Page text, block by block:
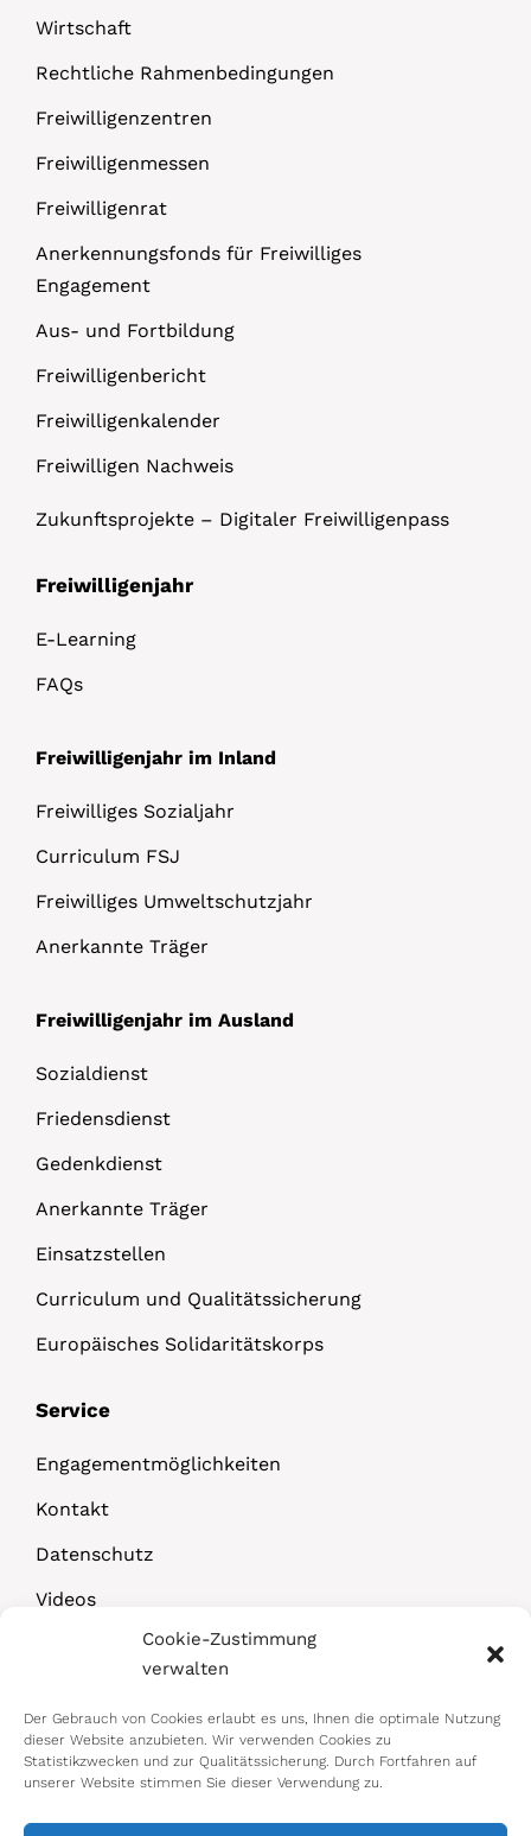
Cookie-Zustimmung
verwalten
Der Gebrauch von Cookies erlaubt es uns, Ihnen die optimale Nutzung
dieser Website anzubieten. Wir verwenden Cookies zu
Statistikzwecken und zur Qualitätssicherung. Durch Fortfahren auf
unserer Website stimmen Sie dieser Verwendung zu.
Wirtschaft
Rechtliche Rahmenbedingungen
Freiwilligenzentren
Freiwilligenmessen
Freiwilligenrat
Anerkennungsfonds für Freiwilliges
Engagement
Aus- und Fortbildung
Freiwilligenbericht
Freiwilligenkalender
Freiwilligen Nachweis
Zukunftsprojekte – Digitaler Freiwilligenpass
Freiwilligenjahr
E-Learning
FAQs
Freiwilligenjahr im Inland
Freiwilliges Sozialjahr
Curriculum FSJ
Freiwilliges Umweltschutzjahr
Anerkannte Träger
Freiwilligenjahr im Ausland
Sozialdienst
Friedensdienst
Gedenkdienst
Anerkannte Träger
Einsatzstellen
Curriculum und Qualitätssicherung
Europäisches Solidaritätskorps
Service
Engagementmöglichkeiten
Kontakt
Datenschutz
Videos